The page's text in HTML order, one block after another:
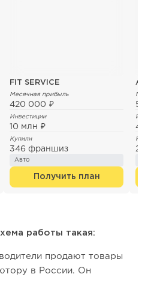
FIT SERVICE
Месячная прибыль
420 000 ₽
Инвестиции
10 млн ₽
Купили
346 франшиз
Авто
Получить план
работы такая:
продают товары
в России. Он